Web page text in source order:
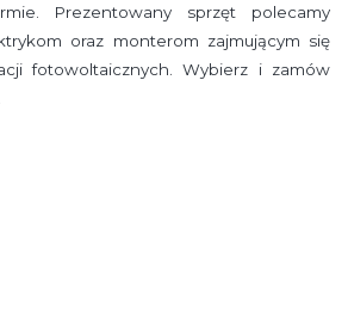
Prezentowany sprzęt polecamy
oraz monterom zajmującym się
fotowoltaicznych. Wybierz i zamów